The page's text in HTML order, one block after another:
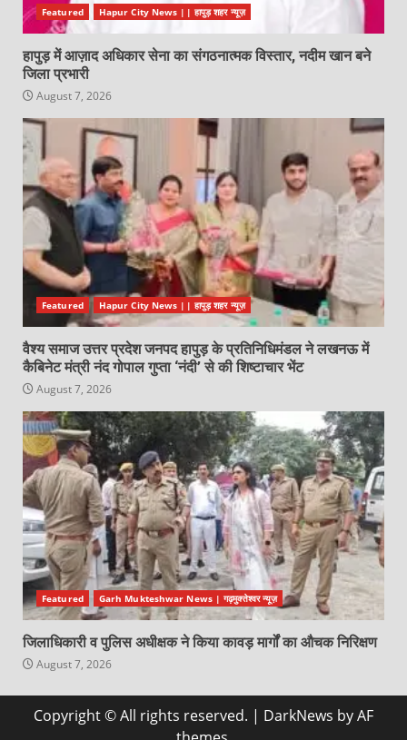
Featured Hapur City News || हापुड़ शहर न्यूज़
हापुड़ में आज़ाद अधिकार सेना का संगठनात्मक विस्तार, नदीम खान बने
जिला प्रभारी
August 7, 2026
Featured Hapur City News || हापुड़ शहर न्यूज़
वैश्य समाज उत्तर प्रदेश जनपद हापुड़ के प्रतिनिधिमंडल ने लखनऊ में
कैबिनेट मंत्री नंद गोपाल गुप्ता ‘नंदी’ से की शिष्टाचार भेंट
August 7, 2026
Featured Garh Mukteshwar News | गढ़मुक्तेश्वर न्यूज़
जिलाधिकारी व पुलिस अधीक्षक ने किया कावड़ मार्गों का औचक निरिक्षण
August 7, 2026
Copyright © All rights reserved. | DarkNews by AF